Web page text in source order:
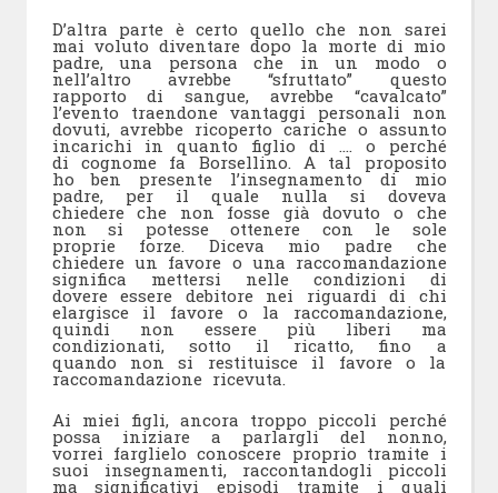
D’altra parte è certo quello che non sarei
mai voluto diventare dopo la morte di mio
padre, una persona che in un modo o
nell’altro avrebbe “sfruttato” questo
rapporto di sangue, avrebbe “cavalcato”
l’evento traendone vantaggi personali non
dovuti, avrebbe ricoperto cariche o assunto
incarichi in quanto figlio di …. o perché
di cognome fa Borsellino. A tal proposito
ho ben presente l’insegnamento di mio
padre, per il quale nulla si doveva
chiedere che non fosse già dovuto o che
non si potesse ottenere con le sole
proprie forze. Diceva mio padre che
chiedere un favore o una raccomandazione
significa mettersi nelle condizioni di
dovere essere debitore nei riguardi di chi
elargisce il favore o la raccomandazione,
quindi non essere più liberi ma
condizionati, sotto il ricatto, fino a
quando non si restituisce il favore o la
raccomandazione ricevuta.
Ai miei figli, ancora troppo piccoli perché
possa iniziare a parlargli del nonno,
vorrei farglielo conoscere proprio tramite i
suoi insegnamenti, raccontandogli piccoli
ma significativi episodi tramite i quali